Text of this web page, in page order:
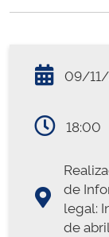
09/
18:00
de
legal:
de